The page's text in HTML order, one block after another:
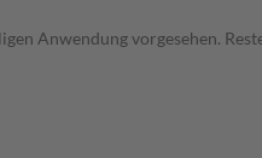
Anwendung vorgesehen.